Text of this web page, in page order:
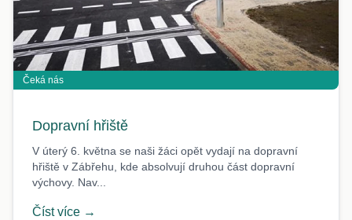
Čeká nás
Dopravní hřiště
V úterý 6. května se naši žáci opět vydají na dopravní
hřiště v Zábřehu, kde absolvují druhou část dopravní
výchovy. Nav...
Číst více →